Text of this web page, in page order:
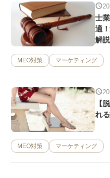
士
適
解説
MEO対策 マーケティング
【
れ
MEO対策 マーケティング